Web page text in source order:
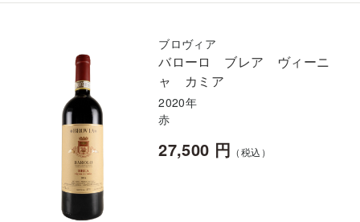
ブロヴィア
バローロ ブレア ヴィーニ
ャ カミア
2020年
赤
27,500 円 （税込）